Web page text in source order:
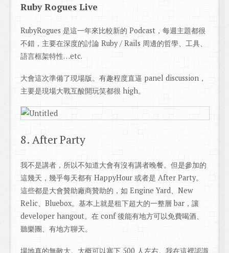
Ruby Rogues Live
RubyRogues 是這一年來比較新的 Podcast，每週主題都很
不錯，主要在深度的討論 Ruby / Rails 周邊的哲學、工具、
語言框架特性…etc.
大會這次準備了現場版。有趣程度直逼 panel discussion，
主要是現場大戰互酸開玩笑都很 high。
8. After Party
我不是講者，所以不知道大會有沒有講者晚餐。但是參加的
這幾天，幾乎每天都有 HappyHour 或者是 After Party。
這些都是大會贊助廠商贊助的，如 Engine Yard、New
Relic、Bluebox。基本上就是租下超大的一整層 bar，讓
developer hangout。在 conf 後能有地方可以免費喝酒、
聽樂團、有地方聊天。
場地真的無敵大。大概可以塞下 500 人左右。我在這裡認識